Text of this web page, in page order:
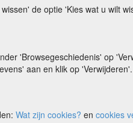
de optie 'Kies wat u wilt
'Browsegeschiedenis' op
aan en klik op 'Verwijderen'.
Wat zijn cookies? en cookies